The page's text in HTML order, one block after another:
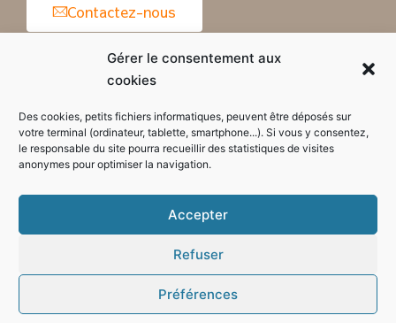
Gérer le consentement aux
cookies
Des cookies, petits fichiers informatiques, peuvent être déposés sur
votre terminal (ordinateur, tablette, smartphone...). Si vous y consentez,
le responsable du site pourra recueillir des statistiques de visites
anonymes pour optimiser la navigation.
Accepter
Refuser
Préférences
Contactez-nous
Horaires d'ouverture de la mairie
Mode sombre :